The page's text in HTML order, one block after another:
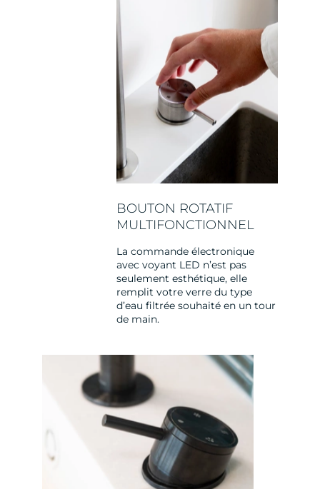
BOUTON ROTATIF
MULTIFONCTIONNEL
La commande électronique
avec voyant LED n’est pas
seulement esthétique, elle
remplit votre verre du type
d’eau filtrée souhaité en un tour
de main.